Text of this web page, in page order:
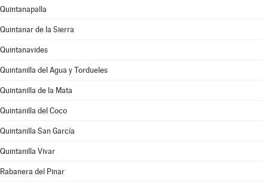
Quintanapalla
Quintanar de la Sierra
Quintanavides
Quintanilla del Agua y Tordueles
Quintanilla de la Mata
Quintanilla del Coco
Quintanilla San García
Quintanilla Vivar
Rabanera del Pinar